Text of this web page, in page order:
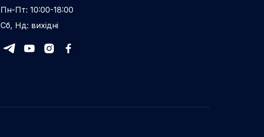
Пн-Пт: 10:00-18:00
Сб, Нд: вихідні